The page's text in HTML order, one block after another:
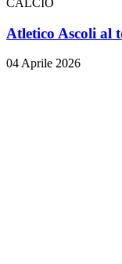
CALCIO
Atletico Ascoli al
04 Aprile 2026